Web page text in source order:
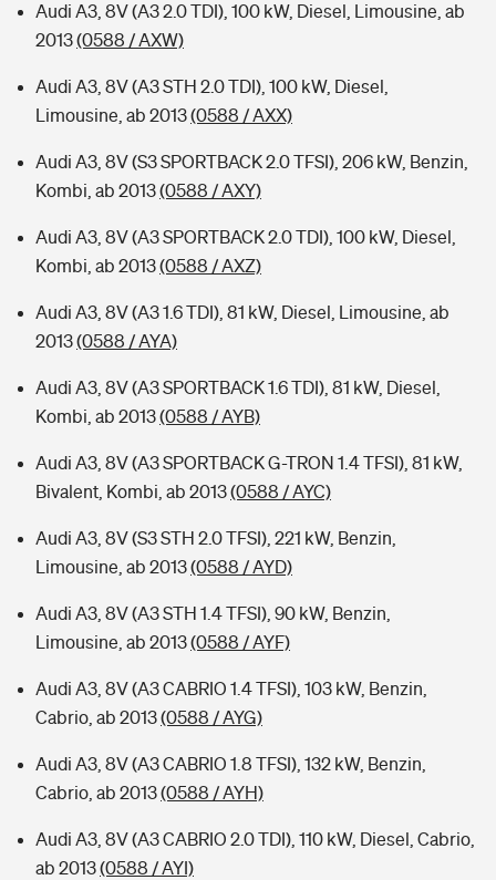
Audi A3, 8V (A3 2.0 TDI), 100 kW, Diesel, Limousine, ab
2013(0588 / AXW)
Audi A3, 8V (A3 STH 2.0 TDI), 100 kW, Diesel,
Limousine, ab 2013(0588 / AXX)
Audi A3, 8V (S3 SPORTBACK 2.0 TFSI), 206 kW, Benzin,
Kombi, ab 2013(0588 / AXY)
Audi A3, 8V (A3 SPORTBACK 2.0 TDI), 100 kW, Diesel,
Kombi, ab 2013(0588 / AXZ)
Audi A3, 8V (A3 1.6 TDI), 81 kW, Diesel, Limousine, ab
2013(0588 / AYA)
Audi A3, 8V (A3 SPORTBACK 1.6 TDI), 81 kW, Diesel,
Kombi, ab 2013(0588 / AYB)
Audi A3, 8V (A3 SPORTBACK G-TRON 1.4 TFSI), 81 kW,
Bivalent, Kombi, ab 2013(0588 / AYC)
Audi A3, 8V (S3 STH 2.0 TFSI), 221 kW, Benzin,
Limousine, ab 2013(0588 / AYD)
Audi A3, 8V (A3 STH 1.4 TFSI), 90 kW, Benzin,
Limousine, ab 2013(0588 / AYF)
Audi A3, 8V (A3 CABRIO 1.4 TFSI), 103 kW, Benzin,
Cabrio, ab 2013(0588 / AYG)
Audi A3, 8V (A3 CABRIO 1.8 TFSI), 132 kW, Benzin,
Cabrio, ab 2013(0588 / AYH)
Audi A3, 8V (A3 CABRIO 2.0 TDI), 110 kW, Diesel, Cabrio,
ab 2013(0588 / AYI)